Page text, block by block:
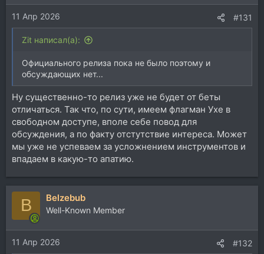
11 Апр 2026 #131
Zit написал(а):
Официального релиза пока не было поэтому и
обсуждающих нет...
Ну существенно-то релиз уже не будет от беты
отличаться. Так что, по сути, имеем флагман Ухе в
свободном доступе, вполе себе повод для
обсуждения, а по факту отстутствие интереса. Может
мы уже не успеваем за усложнением инструментов и
впадаем в какую-то апатию.
B Belzebub
Well-Known Member
11 Апр 2026 #132